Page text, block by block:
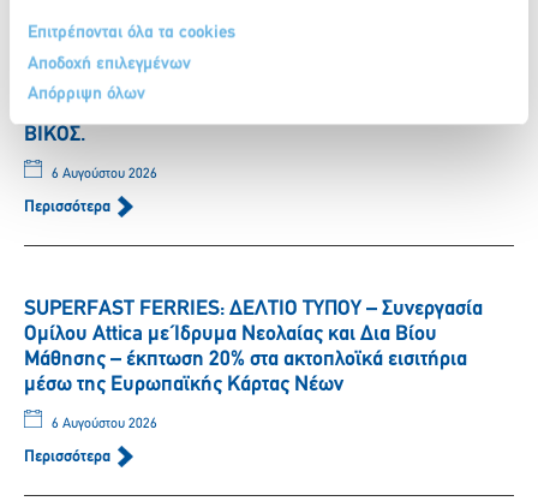
Επιτρέπονται όλα τα cookies
Αποδοχή επιλεγμένων
Απόρριψη όλων
ΒΙΚΟΣ: Η Νικόλ Παυλοπούλου εντάσσεται στην ομάδα
των αθλητών που στηρίζει το φυσικό μεταλλικό νερό
ΒΙΚΟΣ.
6 Αυγούστου 2026
Περισσότερα
SUPERFAST FERRIES: ΔΕΛΤΙΟ ΤΥΠΟΥ – Συνεργασία
Ομίλου Attica με Ίδρυμα Νεολαίας και Δια Βίου
Μάθησης – έκπτωση 20% στα ακτοπλοϊκά εισιτήρια
μέσω της Ευρωπαϊκής Κάρτας Νέων
6 Αυγούστου 2026
Περισσότερα